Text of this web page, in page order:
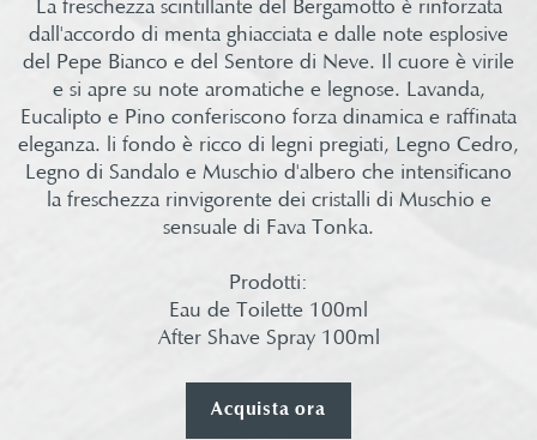
La freschezza scintillante del Bergamotto è rinforzata
dall'accordo di menta ghiacciata e dalle note esplosive
del Pepe Bianco e del Sentore di Neve. Il cuore è virile
e si apre su note aromatiche e legnose. Lavanda,
Eucalipto e Pino conferiscono forza dinamica e raffinata
eleganza. li fondo è ricco di legni pregiati, Legno Cedro,
Legno di Sandalo e Muschio d'albero che intensificano
la freschezza rinvigorente dei cristalli di Muschio e
sensuale di Fava Tonka.​
Prodotti:​
Eau de Toilette 100ml​
After Shave Spray 100ml​
Acquista ora